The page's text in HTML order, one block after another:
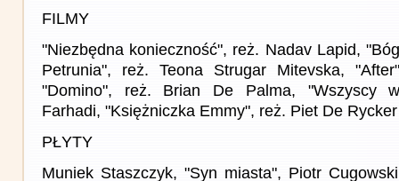
FILMY
"Niezbędna konieczność", reż. Nadav Lapid,
Petrunia", reż. Teona Strugar Mitevska,
"Domino", reż. Brian De Palma, "Wszyscy
Farhadi, "Księżniczka Emmy", reż. Piet De Rycker
PŁYTY
Muniek Staszczyk, "Syn miasta", Piotr